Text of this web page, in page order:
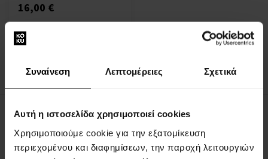
Συναίνεση Λεπτομέρειες Σχετικά
Αυτή η ιστοσελίδα χρησιμοποιεί cookies
Χρησιμοποιούμε cookie για την εξατομίκευση
περιεχομένου και διαφημίσεων, την παροχή λειτουργιών
16,00 €
1
ΣΧΕΤΙΚΑ ΜΕ ΤΗΝ ΕΤΑΙΡΕΙΑ
Σχετικά με εμάς